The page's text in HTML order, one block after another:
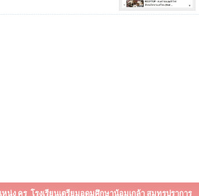
หน่ง ครู โรงเรียนเตรียมอุดมศึกษาน้อมเกล้า สมุทรปราการ